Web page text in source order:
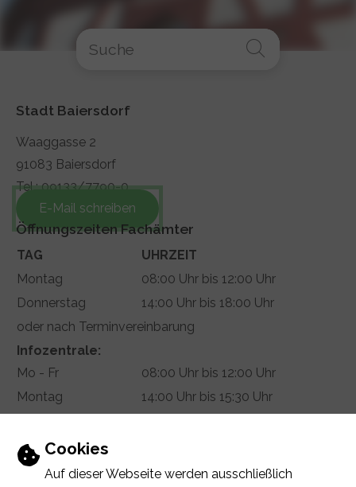
Einstellungen zu Cookies und
Cookies
Auf dieser Webseite werden ausschließlich
Stadt Baiersdorf
Waaggasse 2
91083 Baiersdorf
Tel.: 09133/7790-0
E-Mail schreiben
Öffnungszeiten Fachämter
TAG
UHRZEIT
Montag
08:00 Uhr bis 12:00 Uhr
Donnerstag
14:00 Uhr bis 18:00 Uhr
oder nach Terminvereinbarung
Infozentrale:
Mo - Fr
08:00 Uhr bis 12:00 Uhr
Montag
14:00 Uhr bis 15:30 Uhr
Termin vereinbaren